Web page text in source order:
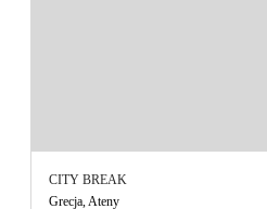
CITY BREAK
Grecja, Ateny